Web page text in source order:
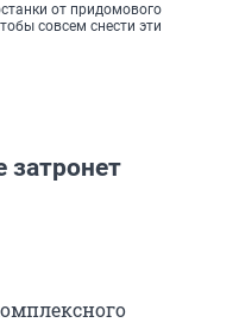
от придомового
совсем снести эти
затронет